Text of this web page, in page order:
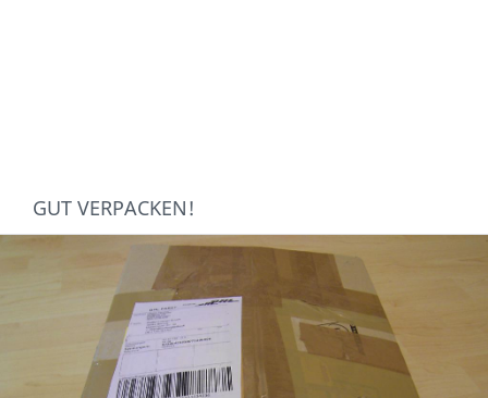
GUT VERPACKEN!